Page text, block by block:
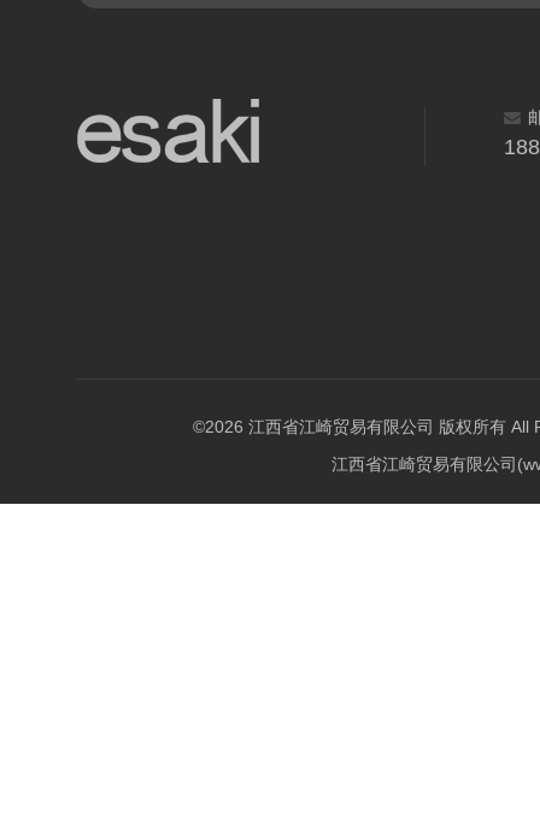
©2026 江西省江崎贸易有限公司 版权所有 All
江西省江崎贸易有限公司